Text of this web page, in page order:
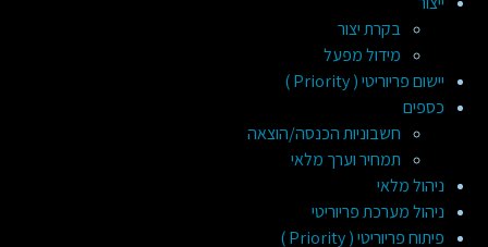
בקרת יצור
מידול מפעל
יישום פריוריטי ( Priority )
כספים
חשבוניות הכנסה/הוצאה
תמחיר וערך מלאי
ניהול מלאי
ניהול מערכת פריוריטי
פיתוח פריוריטי ( Priority )